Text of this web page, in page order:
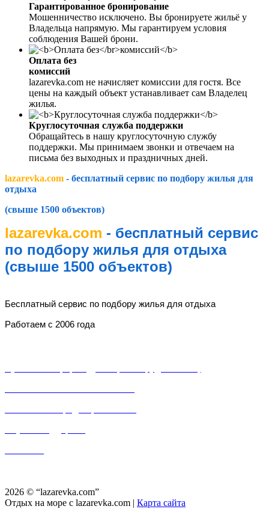
Гарантированное бронирование
Мошенничество исключено. Вы бронируете жильё у
Владельца напрямую. Мы гарантируем условия
соблюдения Вашей брони.
Оплата без
комиссий
lazarevka.com не начисляет комиссии для гостя. Все
цены на каждый объект устанавливает сам Владелец
жилья.
Круглосуточная служба поддержки
Обращайтесь в нашу круглосуточную службу
поддержки. Мы принимаем звонки и отвечаем на
письма без выходных и праздничных дней.
lazarevka.com - бесплатный сервис по подбору жилья для
отдыха
(свыше 1500 объектов)
lazarevka.com - бесплатный сервис
по подбору жилья для отдыха
(свыше 1500 объектов)
Бесплатный сервис по подбору жилья для отдыха
Работаем с 2006 года
2026 © “lazarevka.com”
Отдых на море с lazarevka.com | Карта сайта